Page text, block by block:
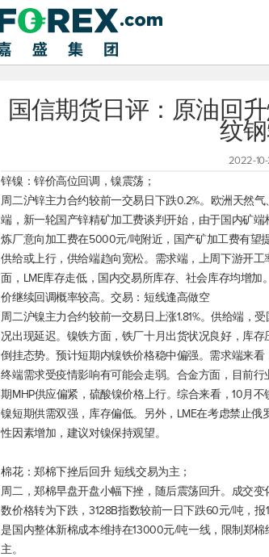
国信期货日评：原油回
纹
2022-
锌镍：锌价高位回调，镍震荡；
周二沪锌主力合约较前一交易日下跌0.2%。欧洲天然
端，新一轮国产锌精矿加工费谈判开始，由于国内矿
炼厂意向加工费在5000元/吨附近，国产矿加工费有望
供给或上行，供给端趋向宽松。需求端，上周下游开
面，LME库存走低，国内交易所库存、社会库存均增
价继续回调概率较高。交易：短线逢高做空
周二沪镍主力合约较前一交易日上涨1.81%。供给端，
况出现延迟。镍铁方面，铁厂十月出货状况良好，库
倒挂态势。预计短期内镍铁价格稳中偏强。需求端来
终端需求受疫情影响有可能会走弱。合金方面，目前
期MHP供应偏紧，硫酸镍价格上行。综合来看，10月
镍短期供需双强，库存偏低。另外，LME在考虑禁止
性因素增加，建议对镍保持观望。
棉花：郑棉下挫后回升 短线交易为主；
周二，郑棉早盘开盘小幅下挫，随后震荡回升。成交
数价格转为下跌，3128B指数较前一日下跌60元/吨，
是国内整体新棉成本维持在13000元/吨一线，限制郑
主。